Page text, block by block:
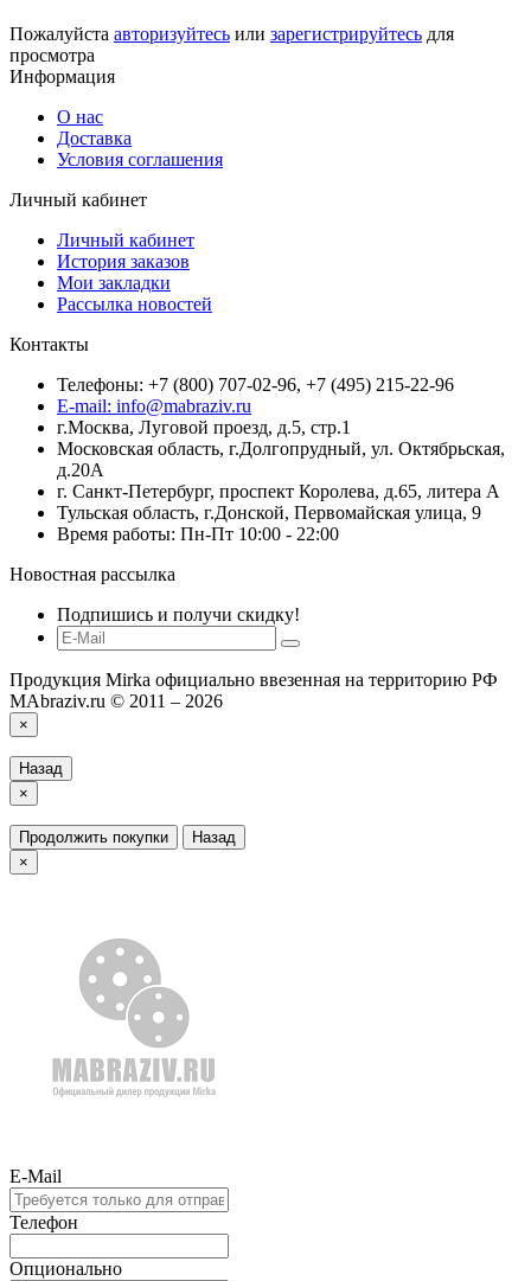
Пожалуйста авторизуйтесь или зарегистрируйтесь для
просмотра
Информация
О нас
Доставка
Условия соглашения
Личный кабинет
Личный кабинет
История заказов
Мои закладки
Рассылка новостей
Контакты
Телефоны: +7 (800) 707-02-96, +7 (495) 215-22-96
E-mail: info@mabraziv.ru
г.Москва, Луговой проезд, д.5, стр.1
Московская область, г.Долгопрудный, ул. Октябрьская,
д.20А
г. Санкт-Петербург, проспект Королева, д.65, литера А
Тульская область, г.Донской, Первомайская улица, 9
Время работы: Пн-Пт 10:00 - 22:00
Новостная рассылка
Подпишись и получи скидку!
Продукция Mirka официально ввезенная на территорию РФ
MAbraziv.ru © 2011 – 2026
×
Назад
×
Продолжить покупки
Назад
×
E-Mail
Телефон
Опционально